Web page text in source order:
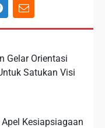
Gelar Orientasi
Satukan Visi
Kesiapsiagaan